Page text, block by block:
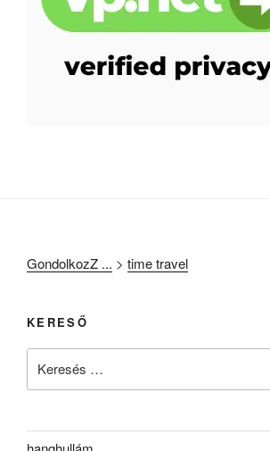
GondolkozZ ... > time travel
KERESŐ